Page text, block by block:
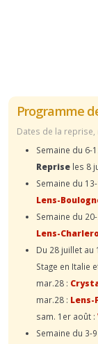
Programme
Dates de la
Semaine du 6-
Reprise les 8
Semaine du
Lens-
Semaine du
Lens-
Du 28 juillet au
Stage en Italie
mar.28 :
mar.28 : Lens-
sam. 1er août :
Semaine du 3-